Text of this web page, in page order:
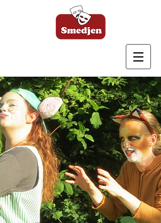
Scene